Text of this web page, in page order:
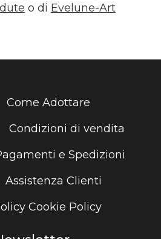
o di Evelune-Art
Come Adottare
Condizioni di vendita
e Spedizioni
Assistenza Clienti
Cookie Policy